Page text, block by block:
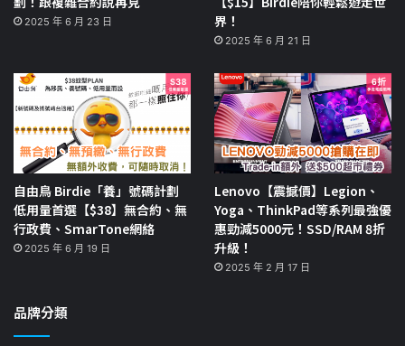
2025 年 6 月 23 日
界！
2025 年 6 月 21 日
自由鳥 Birdie「養」號碼計劃
低用量首選【$38】無合約、無
行政費、SmarTone網絡
2025 年 6 月 19 日
Lenovo【震撼價】Legion、
Yoga、ThinkPad等系列最強優
惠勁減5000元！SSD/RAM 8折
升級！
2025 年 2 月 17 日
品牌分類